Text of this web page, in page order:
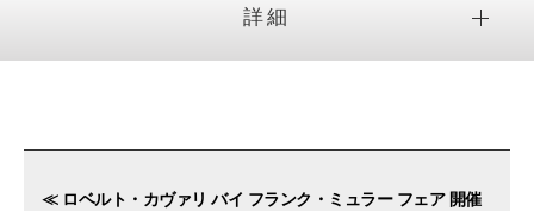
詳細
≪ ロベルト・カヴァリ バイ フランク・ミュラー フェア 開催